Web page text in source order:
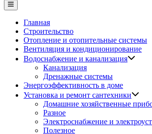
Main
Menu
Главная
Строительство
Отопление и отопительные системы
Вентиляция и кондиционирование
Водоснабжение и канализация
Канализация
Дренажные системы
Энергоэффективность в доме
Установка и ремонт сантехники
Домашние хозяйственные
Разное
Электроснабжение и
Полезное